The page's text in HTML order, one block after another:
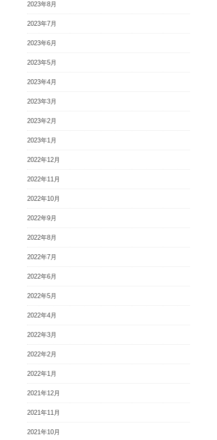
2023年8月
2023年7月
2023年6月
2023年5月
2023年4月
2023年3月
2023年2月
2023年1月
2022年12月
2022年11月
2022年10月
2022年9月
2022年8月
2022年7月
2022年6月
2022年5月
2022年4月
2022年3月
2022年2月
2022年1月
2021年12月
2021年11月
2021年10月